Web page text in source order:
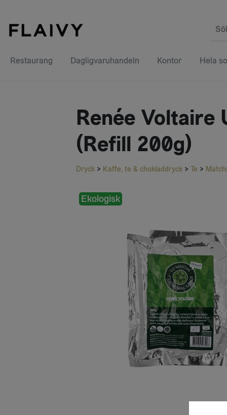
Restaurang Dagligvaruhandeln Kontor Hela
Renée Voltaire
(Refill 200g)
Dryck > Kaffe, te & chokladdryck > Te >
Ekologisk